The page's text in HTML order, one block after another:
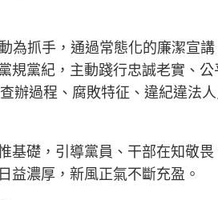
為抓手，通過常態化的廉潔宣
規黨紀，主動踐行忠誠老實、
辦過程、腐敗特征、違紀違法
基礎，引導黨員、干部在知敬
益濃厚，新風正氣不斷充盈。